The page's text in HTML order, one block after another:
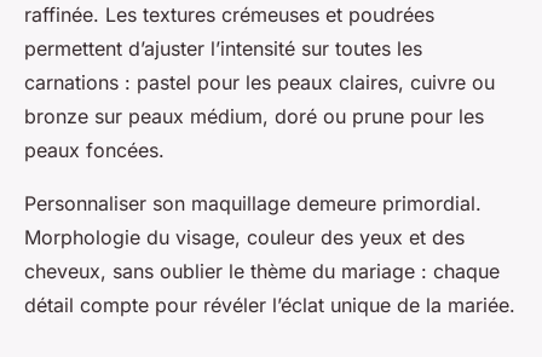
raffinée. Les textures crémeuses et poudrées
permettent d’ajuster l’intensité sur toutes les
carnations : pastel pour les peaux claires, cuivre ou
bronze sur peaux médium, doré ou prune pour les
peaux foncées.
Personnaliser son maquillage demeure primordial.
Morphologie du visage, couleur des yeux et des
cheveux, sans oublier le thème du mariage : chaque
détail compte pour révéler l’éclat unique de la mariée.